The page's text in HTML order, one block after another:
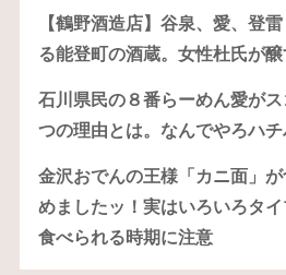
【鶴野酒造店】谷泉、愛、登
る能登町の酒蔵。女性杜氏が醸
石川県民の８番らーめん愛が
つの理由とは。なんでやろハチ
金沢おでんの王様「カニ面」
めましたッ！実はいろいろタ
食べられる時期に注意